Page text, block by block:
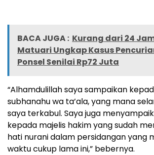
BACA JUGA : Kurang dari 24
Matuari Ungkap Kasus
Ponsel Senilai Rp72 Juta
“Alhamdulillah saya sampaikan
subhanahu wa ta’ala, yang mana
saya terkabul. Saya juga
kepada majelis hakim yang sudah
hati nurani dalam persidangan yang
waktu cukup lama ini,” bebernya.